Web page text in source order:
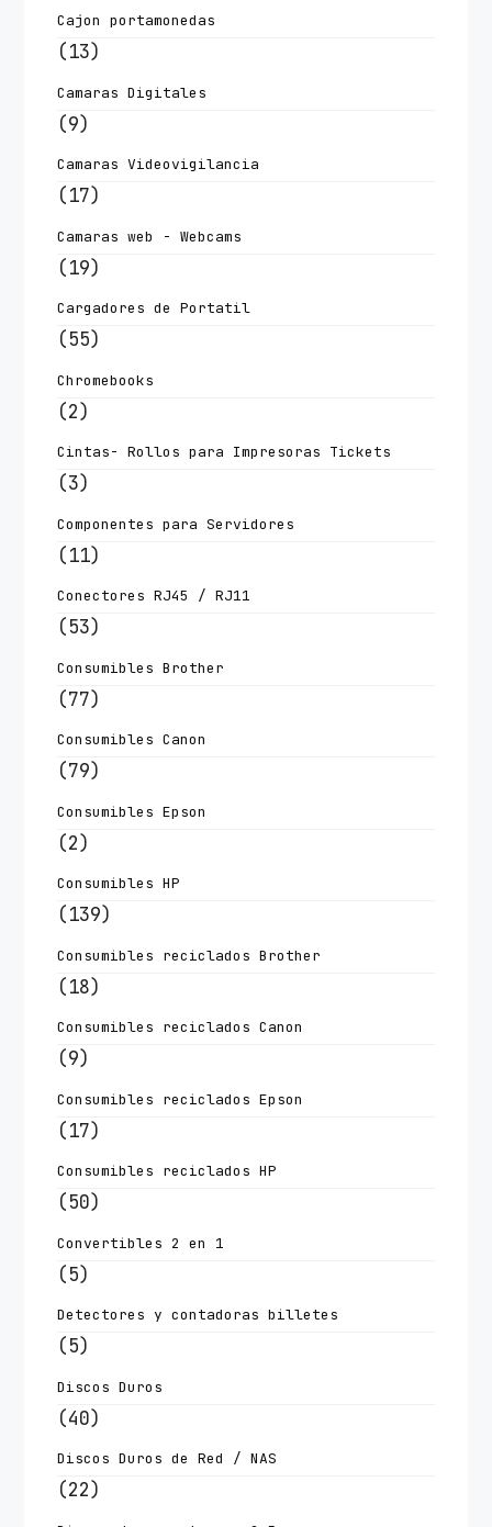
Cajon portamonedas
(13)
Camaras Digitales
(9)
Camaras Videovigilancia
(17)
Camaras web - Webcams
(19)
Cargadores de Portatil
(55)
Chromebooks
(2)
Cintas- Rollos para Impresoras Tickets
(3)
Componentes para Servidores
(11)
Conectores RJ45 / RJ11
(53)
Consumibles Brother
(77)
Consumibles Canon
(79)
Consumibles Epson
(2)
Consumibles HP
(139)
Consumibles reciclados Brother
(18)
Consumibles reciclados Canon
(9)
Consumibles reciclados Epson
(17)
Consumibles reciclados HP
(50)
Convertibles 2 en 1
(5)
Detectores y contadoras billetes
(5)
Discos Duros
(40)
Discos Duros de Red / NAS
(22)